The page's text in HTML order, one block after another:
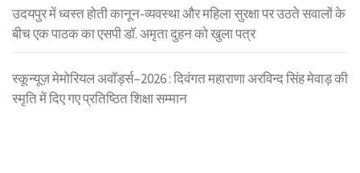
उदयपुर में ध्वस्त होती कानून-व्यवस्था और महिला सुरक्षा पर उठते सवालों के
बीच एक पाठक का एसपी डॉ. अमृता दुहन को खुला पत्र
स्कून्यूज़ मेमोरियल अवॉर्ड्स–2026 : दिवंगत महाराणा अरविन्द सिंह मेवाड़ की
स्मृति में दिए गए प्रतिष्ठित शिक्षा सम्मान